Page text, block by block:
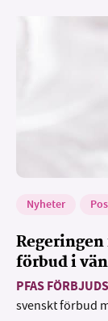
Nyheter
förbud i
PFAS FÖRBJUDS
svenskt förbud